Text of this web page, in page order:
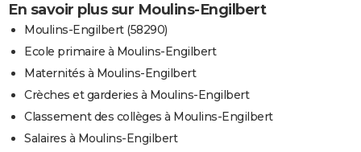
En savoir plus sur Moulins-Engilbert
Moulins-Engilbert (58290)
Ecole primaire à Moulins-Engilbert
Maternités à Moulins-Engilbert
Crèches et garderies à Moulins-Engilbert
Classement des collèges à Moulins-Engilbert
Salaires à Moulins-Engilbert